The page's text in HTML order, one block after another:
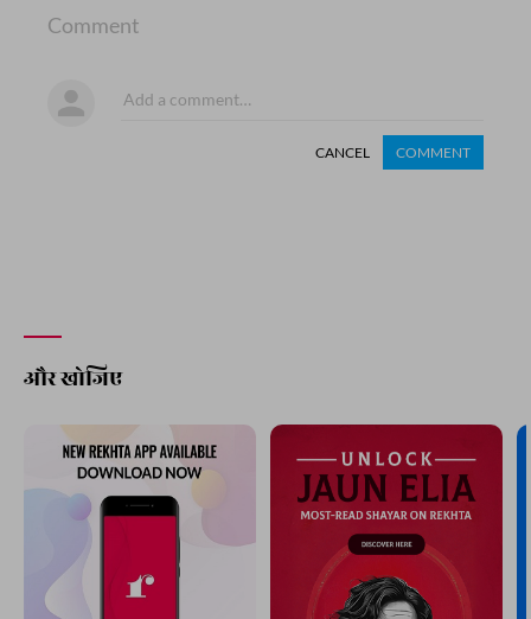
Comment
CANCEL COMMENT
और खोजिए